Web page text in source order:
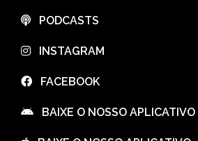
⠀PODCASTS
⠀INSTAGRAM
⠀FACEBOOK
⠀BAIXE O NOSSO APLICATIVO